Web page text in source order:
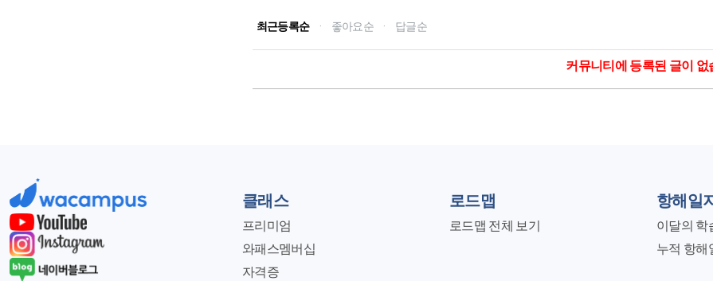
최근등록순 · 좋아요순 · 답글순
커뮤니티에 등록된 글이 없
클래스
프리미엄
와패스멤버십
자격증
로드맵
로드맵 전체 보기
항해일지
이달의 학
누적 항해